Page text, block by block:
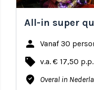
All-in super
person Vanaf 30
local_offer v.a. € 17,50
where_to_vote Overal in